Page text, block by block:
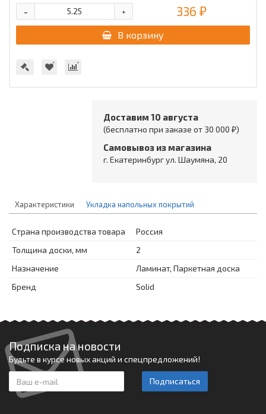
+
- 336 ₽
В корзину
Доставим 10 августа
(бесплатно при заказе от 30 000 ₽)
Самовывоз из магазина
г. Екатеринбург ул. Шаумяна, 20
Характеристики Укладка напольных покрытий
Страна производства товара
Россия
Толщина доски, мм
2
Назначение
Ламинат, Паркетная доска
Бренд
Solid
Подписка на новости
Будьте в курсе новых акций и спецпредложений!
Подписаться